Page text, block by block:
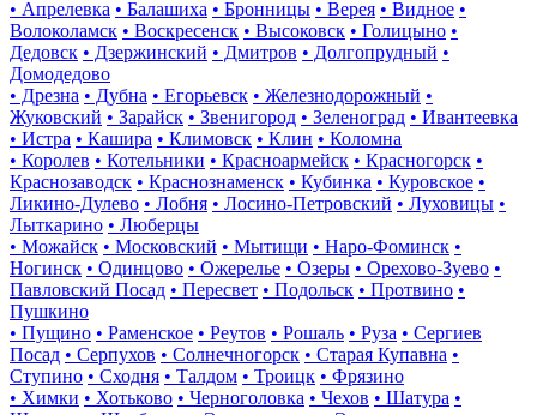
• Апрелевка • Балашиха • Бронницы • Верея • Видное •
Волоколамск • Воскресенск • Высоковск • Голицыно •
Дедовск • Дзержинский • Дмитров • Долгопрудный •
Домодедово
• Дрезна • Дубна • Егорьевск • Железнодорожный •
Жуковский • Зарайск • Звенигород • Зеленоград • Ивантеевка
• Истра • Кашира • Климовск • Клин • Коломна
• Королев • Котельники • Красноармейск • Красногорск •
Краснозаводск • Краснознаменск • Кубинка • Куровское •
Ликино-Дулево • Лобня • Лосино-Петровский • Луховицы •
Лыткарино • Люберцы
• Можайск • Московский • Мытищи • Наро-Фоминск •
Ногинск • Одинцово • Ожерелье • Озеры • Орехово-Зуево •
Павловский Посад • Пересвет • Подольск • Протвино •
Пушкино
• Пущино • Раменское • Реутов • Рошаль • Руза • Сергиев
Посад • Серпухов • Солнечногорск • Старая Купавна •
Ступино • Сходня • Талдом • Троицк • Фрязино
• Химки • Хотьково • Черноголовка • Чехов • Шатура •